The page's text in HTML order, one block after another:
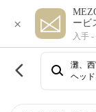
×
ービ
入手 -
ヘッ